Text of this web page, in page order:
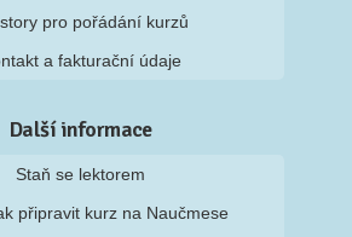
pro pořádání kurzů
a fakturační údaje
Další informace
Staň se lektorem
připravit kurz na Naučmese